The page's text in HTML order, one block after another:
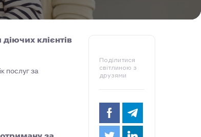
клієнтів
послуг за
Поділитися
світлиною з
друзями